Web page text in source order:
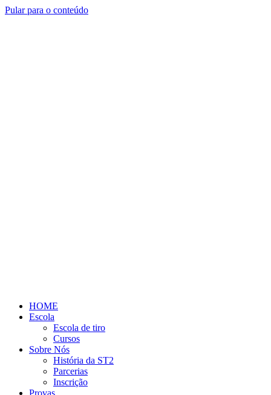
Pular para o conteúdo
HOME
Escola
Escola de tiro
Cursos
Sobre Nós
História da ST2
Parcerias
Inscrição
Provas